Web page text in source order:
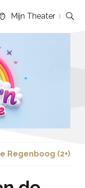
Mijn Theater
Regenboog (2+)